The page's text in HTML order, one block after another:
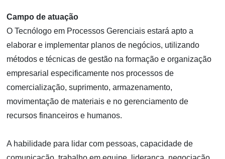
Campo de atuação
O Tecnólogo em Processos Gerenciais estará apto a
elaborar e implementar planos de negócios, utilizando
métodos e técnicas de gestão na formação e organização
empresarial especificamente nos processos de
comercialização, suprimento, armazenamento,
movimentação de materiais e no gerenciamento de
recursos financeiros e humanos.
A habilidade para lidar com pessoas, capacidade de